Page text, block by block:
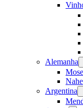
Alemanha
Nahe
Argentina